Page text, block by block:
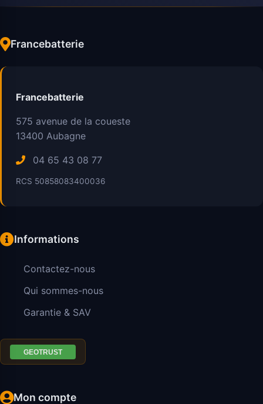
Francebatterie
Francebatterie
575 avenue de la coueste
13400 Aubagne
04 65 43 08 77
RCS 50858083400036
Informations
Contactez-nous
Qui sommes-nous
Garantie & SAV
Mon compte